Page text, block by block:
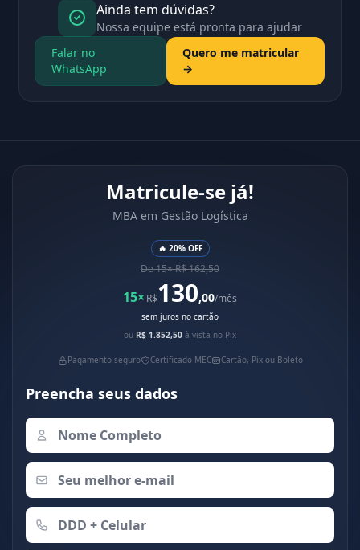
Ainda tem dúvidas?
Nossa equipe está pronta para ajudar
Falar no
WhatsApp
Quero me matricular
→
Matricule-se já!
MBA em Gestão Logística
🔥 20% OFF
De 15× R$ 162,50
15× R$130,00/mês
sem juros no cartão
ou R$ 1.852,50 à vista no Pix
Pagamento seguro Certificado MEC Cartão, Pix ou Boleto
Preencha seus dados